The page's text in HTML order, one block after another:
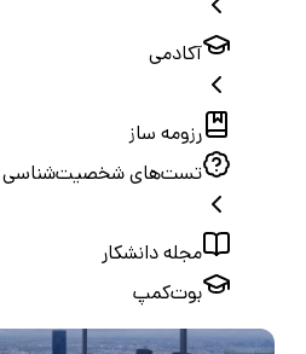
آکادمی
رزومه ساز
تست‌های شخصیت‌شناسی
مجله دانشکار
بوت‌کمپ